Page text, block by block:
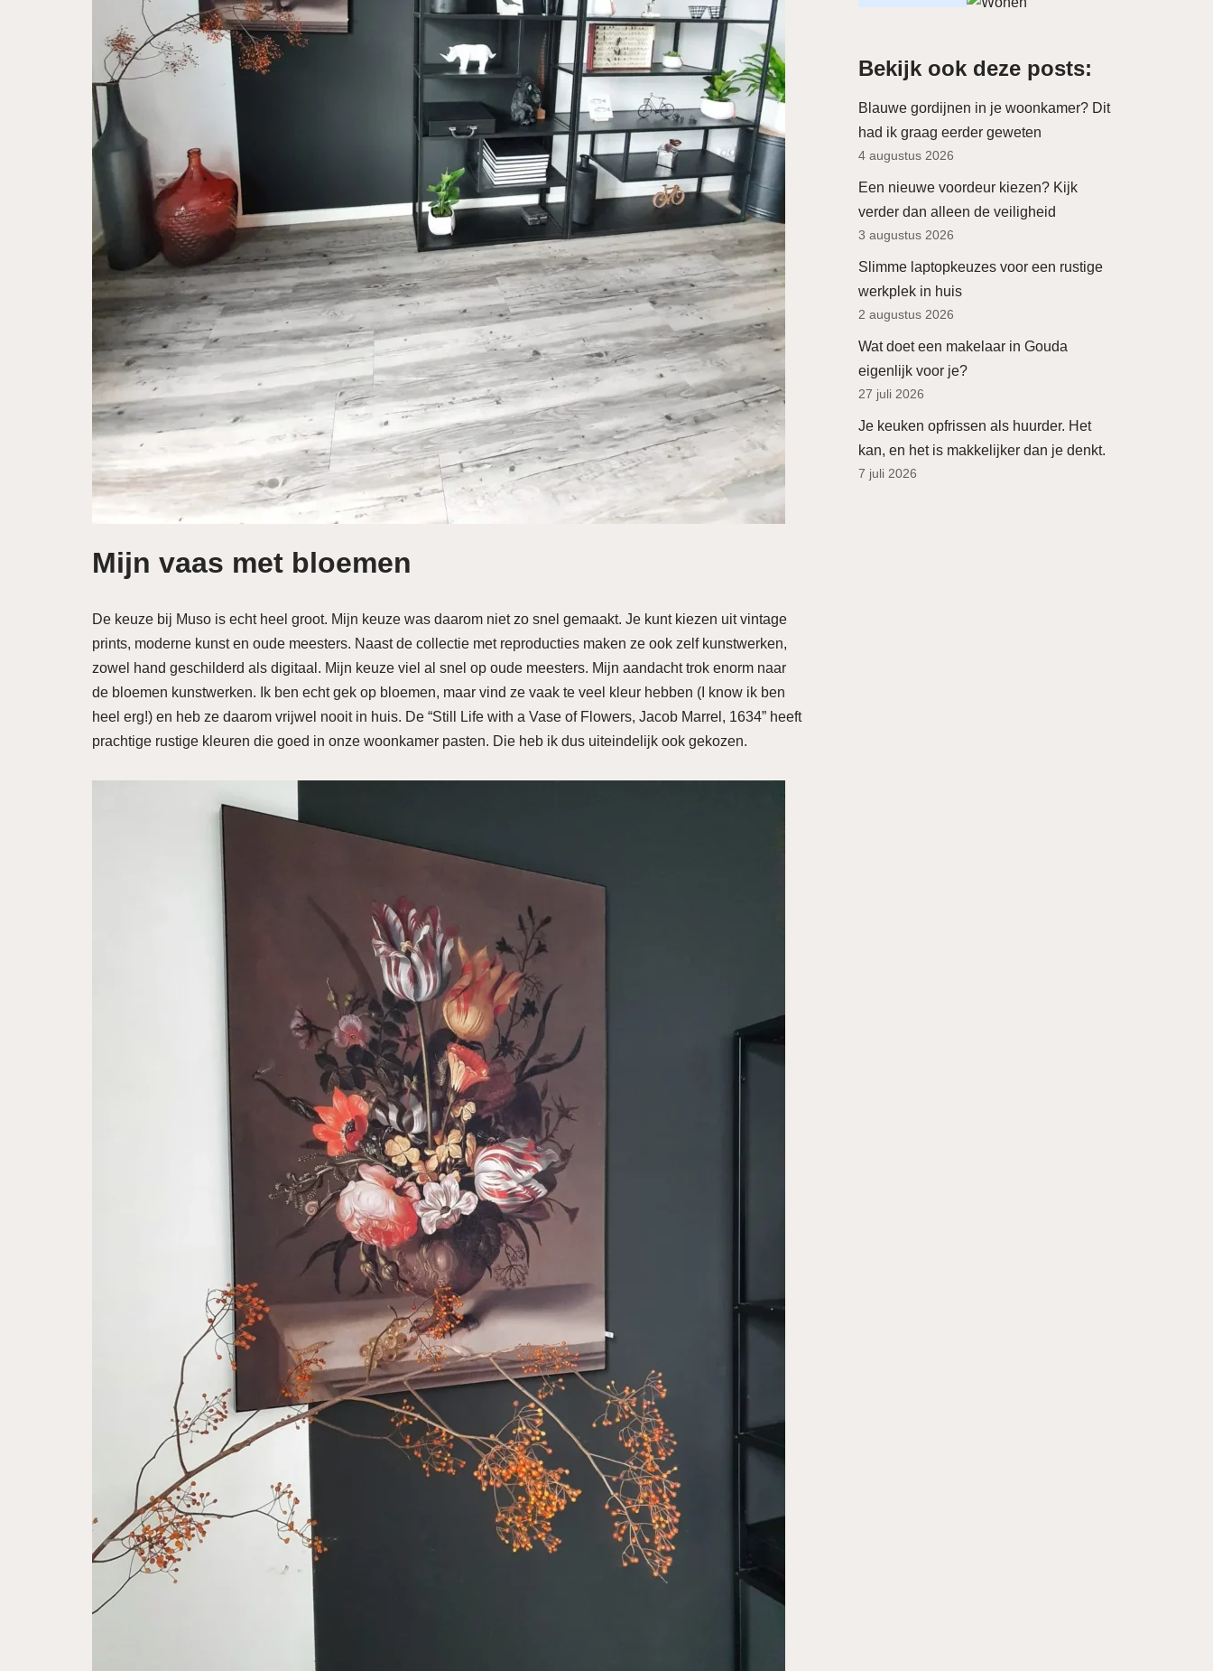
Mijn vaas met bloemen
De keuze bij Muso is echt heel groot. Mijn keuze was daarom niet zo snel gemaakt. Je kunt kiezen uit vintage
prints, moderne kunst en oude meesters. Naast de collectie met reproducties maken ze ook zelf kunstwerken,
zowel hand geschilderd als digitaal. Mijn keuze viel al snel op oude meesters. Mijn aandacht trok enorm naar
de bloemen kunstwerken. Ik ben echt gek op bloemen, maar vind ze vaak te veel kleur hebben (I know ik ben
heel erg!) en heb ze daarom vrijwel nooit in huis. De “Still Life with a Vase of Flowers, Jacob Marrel, 1634” heeft
prachtige rustige kleuren die goed in onze woonkamer pasten. Die heb ik dus uiteindelijk ook gekozen.
Bekijk ook deze posts:
Blauwe gordijnen in je woonkamer? Dit
had ik graag eerder geweten
4 augustus 2026
Een nieuwe voordeur kiezen? Kijk
verder dan alleen de veiligheid
3 augustus 2026
Slimme laptopkeuzes voor een rustige
werkplek in huis
2 augustus 2026
Wat doet een makelaar in Gouda
eigenlijk voor je?
27 juli 2026
Je keuken opfrissen als huurder. Het
kan, en het is makkelijker dan je denkt.
7 juli 2026